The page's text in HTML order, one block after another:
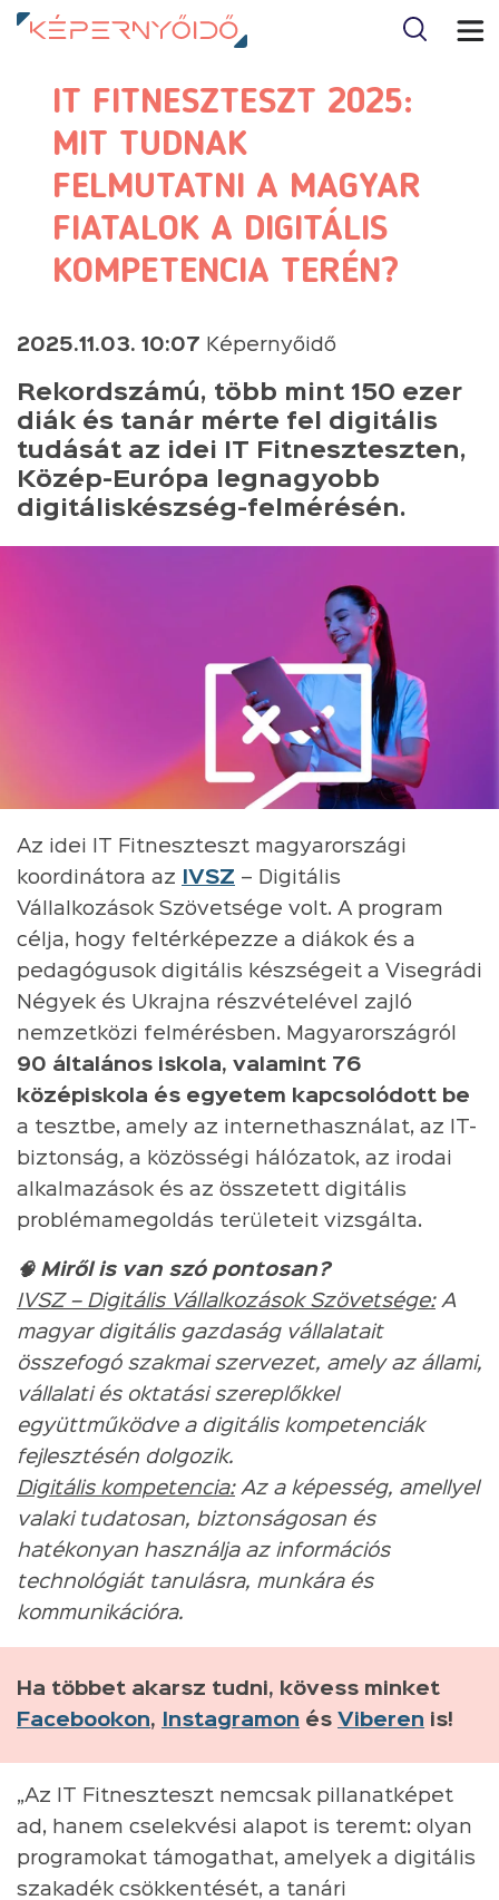
IT FITNESZTESZT 2025:
MIT TUDNAK
FELMUTATNI A MAGYAR
FIATALOK A DIGITÁLIS
KOMPETENCIA TERÉN?
2025.11.03. 10:07 Képernyőidő
Rekordszámú, több mint 150 ezer
diák és tanár mérte fel digitális
tudását az idei IT Fitneszteszten,
Közép-Európa legnagyobb
digitáliskészség-felmérésén.
Az idei IT Fitneszteszt magyarországi
koordinátora az
IVSZ – Digitális
Vállalkozások Szövetsége volt. A program
célja, hogy feltérképezze a diákok és a
pedagógusok digitális készségeit a Visegrádi
Négyek és Ukrajna részvételével zajló
nemzetközi felmérésben. Magyarországról
90 általános iskola, valamint 76
középiskola és egyetem kapcsolódott be
a tesztbe, amely az internethasználat, az IT-
biztonság, a közösségi hálózatok, az irodai
alkalmazások és az összetett digitális
problémamegoldás területeit vizsgálta.
🧠 Miről is van szó pontosan?
IVSZ – Digitális Vállalkozások Szövetsége:A
magyar digitális gazdaság vállalatait
összefogó szakmai szervezet, amely az állami,
vállalati és oktatási szereplőkkel
együttműködve a digitális kompetenciák
fejlesztésén dolgozik.
Digitális kompetencia:Az a képesség, amellyel
valaki tudatosan, biztonságosan és
hatékonyan használja az információs
technológiát tanulásra, munkára és
kommunikációra.
Ha többet akarsz tudni, kövess minket
Facebookon, Instagramon és Viberen is!
„Az IT Fitneszteszt nemcsak pillanatképet
ad, hanem cselekvési alapot is teremt: olyan
programokat támogathat, amelyek a digitális
szakadék csökkentését, a tanári